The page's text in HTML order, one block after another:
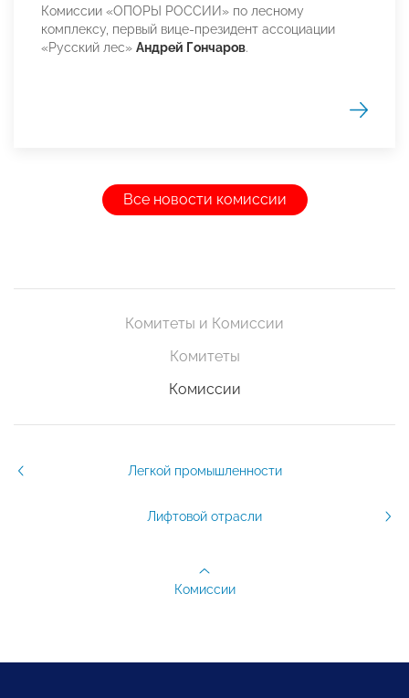
Комиссии «ОПОРЫ РОССИИ» по лесному
комплексу, первый вице-президент ассоциации
«Русский лес» Андрей Гончаров.
Все новости комиссии
Комитеты и Комиссии
Комитеты
Комиссии
Легкой промышленности
Лифтовой отрасли
Комиссии